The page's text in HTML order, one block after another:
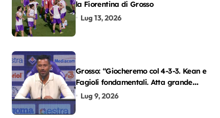
la Fiorentina di Grosso
Lug 13, 2026
Grosso: “Giocheremo col 4-3-3. Kean e
Fagioli fondamentali. Atta grande
colpo”
Lug 9, 2026